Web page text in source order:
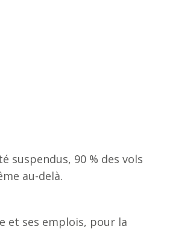
suspendus, 90 % des vols
au-delà.
et ses emplois, pour la